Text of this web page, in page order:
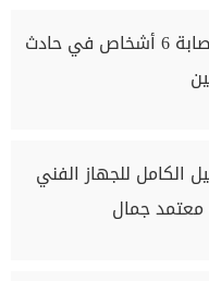
وفاة رائد شرطة وإصابة 6 أشخاص في حادث
الكامل للجهاز الفني
معتمد جمال